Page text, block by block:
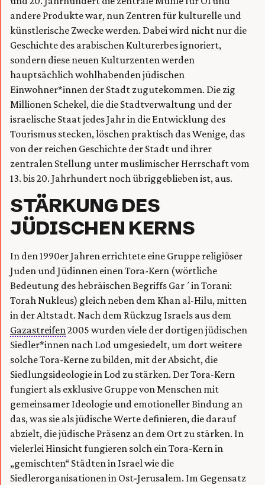
andere Produkte war, nun Zentren für kulturelle und
künstlerische Zwecke werden. Dabei wird nicht nur die
Geschichte des arabischen Kulturerbes ignoriert,
sondern diese neuen Kulturzenten werden
hauptsächlich wohlhabenden jüdischen
Einwohner*innen der Stadt zugutekommen. Die zig
Millionen Schekel, die die Stadtverwaltung und der
israelische Staat jedes Jahr in die Entwicklung des
Tourismus stecken, löschen praktisch das Wenige, das
von der reichen Geschichte der Stadt und ihrer
zentralen Stellung unter muslimischer Herrschaft vom
13. bis 20. Jahrhundert noch übriggeblieben ist, aus.
STÄRKUNG DES
JÜDISCHEN KERNS
In den 1990er Jahren errichtete eine Gruppe religiöser
Juden und Jüdinnen einen Tora-Kern (wörtliche
Bedeutung des hebräischen Begriffs Gar´in Torani:
Torah Nukleus) gleich neben dem Khan al-Hilu, mitten
in der Altstadt. Nach dem Rückzug Israels aus dem
Gazastreifen2005 wurden viele der dortigen jüdischen
Siedler*innen nach Lod umgesiedelt, um dort weitere
solche Tora-Kerne zu bilden, mit der Absicht, die
Siedlungsideologie in Lod zu stärken. Der Tora-Kern
fungiert als exklusive Gruppe von Menschen mit
gemeinsamer Ideologie und emotioneller Bindung an
das, was sie als jüdische Werte definieren, die darauf
abzielt, die jüdische Präsenz an dem Ort zu stärken. In
vielerlei Hinsicht fungieren solch ein Tora-Kern in
„gemischten“ Städten in Israel wie die
Siedlerorganisationen in Ost-Jerusalem. Im Gegensatz